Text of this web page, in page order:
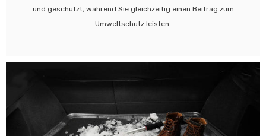
und geschützt, während Sie gleichzeitig einen Beitrag zum
Umweltschutz leisten.